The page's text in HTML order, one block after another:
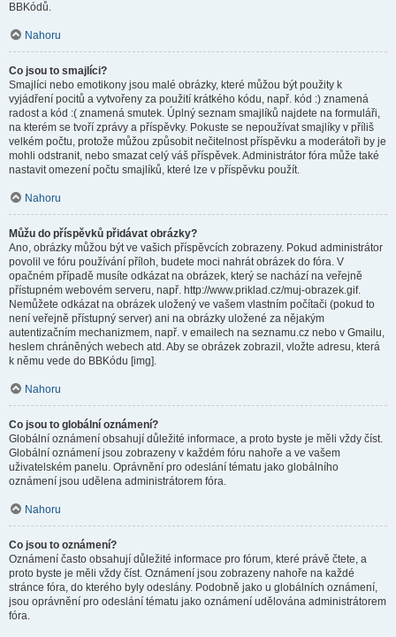
BBKódů.
Nahoru
Co jsou to smajlíci?
Smajlíci nebo emotikony jsou malé obrázky, které můžou být použity k
vyjádření pocitů a vytvořeny za použití krátkého kódu, např. kód :) znamená
radost a kód :( znamená smutek. Úplný seznam smajlíků najdete na formuláři,
na kterém se tvoří zprávy a příspěvky. Pokuste se nepoužívat smajlíky v příliš
velkém počtu, protože můžou způsobit nečitelnost příspěvku a moderátoři by je
mohli odstranit, nebo smazat celý váš příspěvek. Administrátor fóra může také
nastavit omezení počtu smajlíků, které lze v příspěvku použít.
Nahoru
Můžu do příspěvků přidávat obrázky?
Ano, obrázky můžou být ve vašich příspěvcích zobrazeny. Pokud administrátor
povolil ve fóru používání příloh, budete moci nahrát obrázek do fóra. V
opačném případě musíte odkázat na obrázek, který se nachází na veřejně
přístupném webovém serveru, např. http://www.priklad.cz/muj-obrazek.gif.
Nemůžete odkázat na obrázek uložený ve vašem vlastním počítači (pokud to
není veřejně přístupný server) ani na obrázky uložené za nějakým
autentizačním mechanizmem, např. v emailech na seznamu.cz nebo v Gmailu,
heslem chráněných webech atd. Aby se obrázek zobrazil, vložte adresu, která
k němu vede do BBKódu [img].
Nahoru
Co jsou to globální oznámení?
Globální oznámení obsahují důležité informace, a proto byste je měli vždy číst.
Globální oznámení jsou zobrazeny v každém fóru nahoře a ve vašem
uživatelském panelu. Oprávnění pro odeslání tématu jako globálního
oznámení jsou udělena administrátorem fóra.
Nahoru
Co jsou to oznámení?
Oznámení často obsahují důležité informace pro fórum, které právě čtete, a
proto byste je měli vždy číst. Oznámení jsou zobrazeny nahoře na každé
stránce fóra, do kterého byly odeslány. Podobně jako u globálních oznámení,
jsou oprávnění pro odeslání tématu jako oznámení udělována administrátorem
fóra.